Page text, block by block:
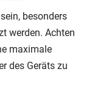
besonders
werden. Achten
maximale
des Geräts zu